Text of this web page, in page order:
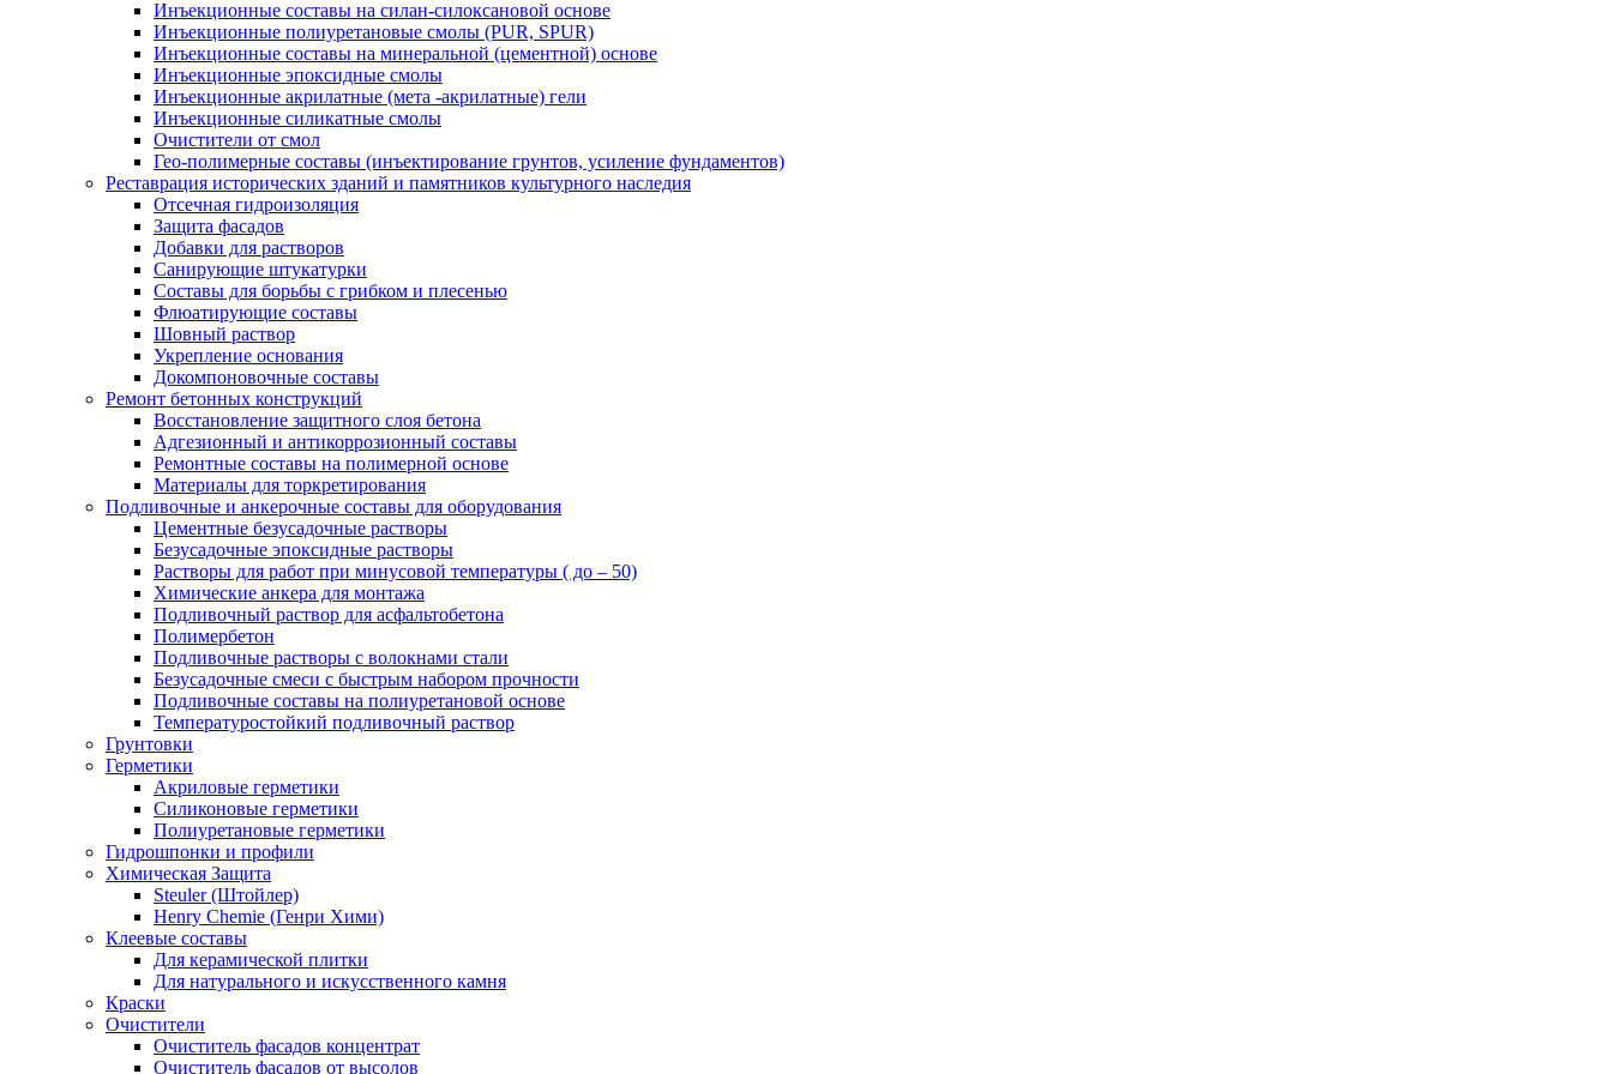
Инъекционные составы на силан-силоксановой основе
Инъекционные полиуретановые смолы (PUR, SPUR)
Инъекционные составы на минеральной (цементной) основе
Инъекционные эпоксидные смолы
Инъекционные акрилатные (мета -акрилатные) гели
Инъекционные силикатные смолы
Очистители от смол
Гео-полимерные составы (инъектирование грунтов, усиление фундаментов)
Реставрация исторических зданий и памятников культурного наследия
Отсечная гидроизоляция
Защита фасадов
Добавки для растворов
Санирующие штукатурки
Составы для борьбы с грибком и плесенью
Флюатирующие составы
Шовный раствор
Укрепление основания
Докомпоновочные составы
Ремонт бетонных конструкций
Восстановление защитного слоя бетона
Адгезионный и антикоррозионный составы
Ремонтные составы на полимерной основе
Материалы для торкретирования
Подливочные и анкерочные составы для оборудования
Цементные безусадочные растворы
Безусадочные эпоксидные растворы
Растворы для работ при минусовой температуры ( до – 50)
Химические анкера для монтажа
Подливочный раствор для асфальтобетона
Полимербетон
Подливочные растворы с волокнами стали
Безусадочные смеси с быстрым набором прочности
Подливочные составы на полиуретановой основе
Температуростойкий подливочный раствор
Грунтовки
Герметики
Акриловые герметики
Силиконовые герметики
Полиуретановые герметики
Гидрошпонки и профили
Химическая Защита
Steuler (Штойлер)
Henry Chemie (Генри Хими)
Клеевые составы
Для керамической плитки
Для натурального и искусственного камня
Краски
Очистители
Очиститель фасадов концентрат
Очиститель фасадов от высолов